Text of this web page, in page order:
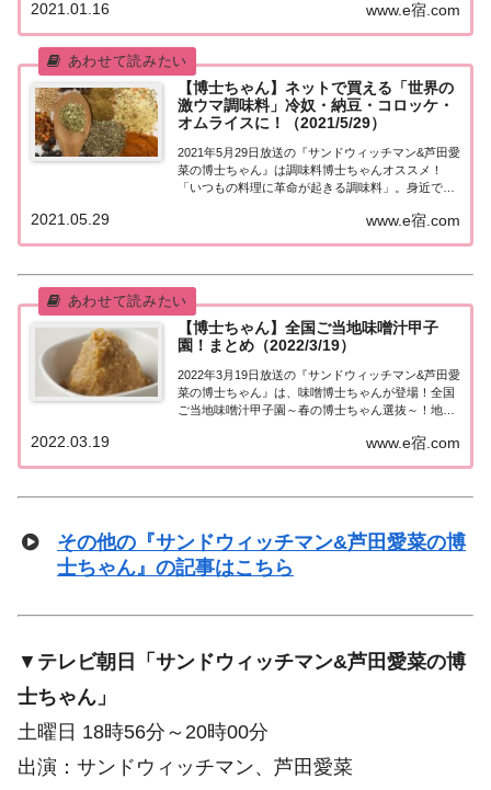
くんがオススメする最強調味料に大興奮！卵かけご
www.e宿.com
2021.01.16
【博士ちゃん】ネットで買える「世界の
激ウマ調味料」冷奴・納豆・コロッケ・
オムライスに！（2021/5/29）
2021年5月29日放送の『サンドウィッチマン&芦田愛
菜の博士ちゃん』は調味料博士ちゃんオススメ！
「いつもの料理に革命が起きる調味料」。身近で買
ピ付きで紹介します！元料理人、和牛・水田と料理
www.e宿.com
2021.05.29
【博士ちゃん】全国ご当地味噌汁甲子
園！まとめ（2022/3/19）
2022年3月19日放送の『サンドウィッチマン&芦田愛
菜の博士ちゃん』は、味噌博士ちゃんが登場！全国
ご当地味噌汁甲子園～春の博士ちゃん選抜～！地域
情報をまとめました！全国ご当地味噌汁甲子園～春
の博士ちゃん選抜～小学校の自由研究で6年連...
www.e宿.com
2022.03.19
その他の『サンドウィッチマン&芦田愛菜の博
士ちゃん』の記事はこちら
▼ テレビ朝日「サンドウィッチマン&芦田愛菜の博
士ちゃん」
土曜日 18時56分～20時00分
出演：サンドウィッチマン、芦田愛菜